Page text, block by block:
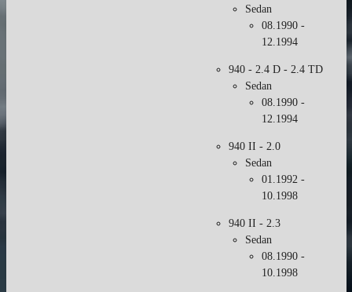
Sedan
08.1990 -
12.1994
940 - 2.4 D - 2.4 TD
Sedan
08.1990 -
12.1994
940 II - 2.0
Sedan
01.1992 -
10.1998
940 II - 2.3
Sedan
08.1990 -
10.1998